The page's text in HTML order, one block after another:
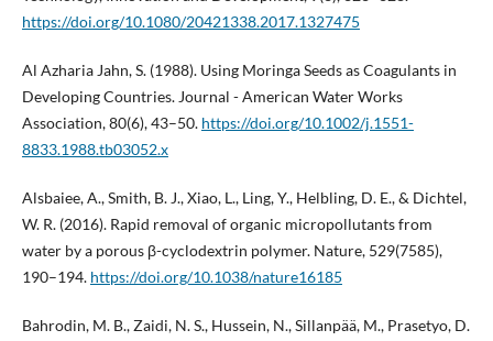
https://doi.org/10.1080/20421338.2017.1327475
Al Azharia Jahn, S. (1988). Using Moringa Seeds as Coagulants in
Developing Countries. Journal - American Water Works
Association, 80(6), 43–50. https://doi.org/10.1002/j.1551-
8833.1988.tb03052.x
Alsbaiee, A., Smith, B. J., Xiao, L., Ling, Y., Helbling, D. E., & Dichtel,
W. R. (2016). Rapid removal of organic micropollutants from
water by a porous β-cyclodextrin polymer. Nature, 529(7585),
190–194. https://doi.org/10.1038/nature16185
Bahrodin, M. B., Zaidi, N. S., Hussein, N., Sillanpää, M., Prasetyo, D.